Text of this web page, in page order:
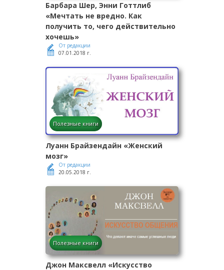
Барбара Шер, Энни Готтлиб
«Мечтать не вредно. Как
получить то, чего действительно
хочешь»
От редакции
07.01.2018 г.
Полезные книги
Луанн Брайзендайн «Женский
мозг»
От редакции
20.05.2018 г.
Полезные книги
Джон Максвелл «Искусство